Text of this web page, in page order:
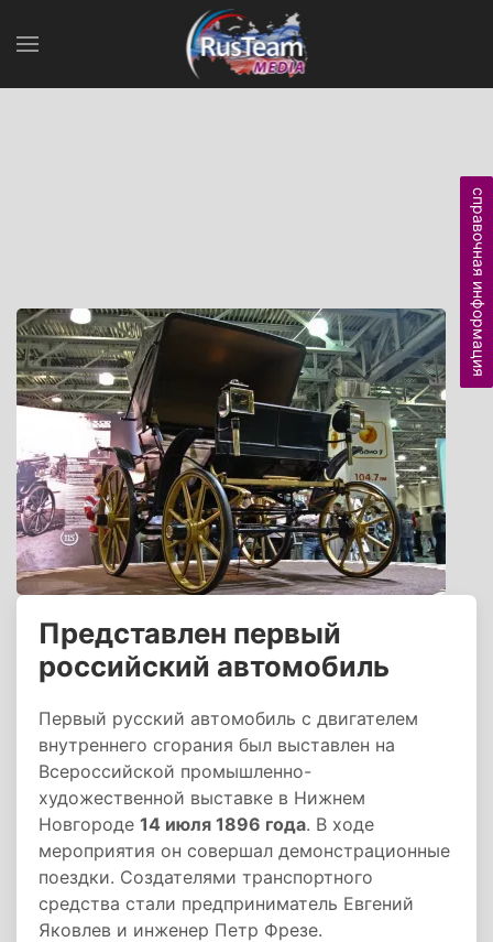
Представлен первый
российский автомобиль
Первый русский автомобиль с двигателем
внутреннего сгорания был выставлен на
Всероссийской промышленно-
художественной выставке в Нижнем
Новгороде 14 июля 1896 года. В ходе
мероприятия он совершал демонстрационные
поездки. Создателями транспортного
средства стали предприниматель Евгений
Яковлев и инженер Петр Фрезе.
справочная информация